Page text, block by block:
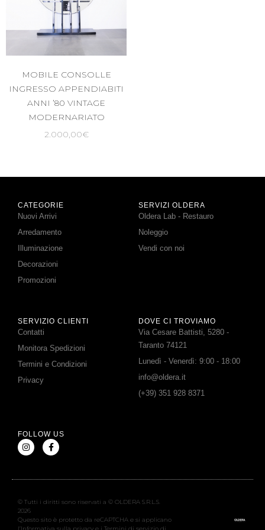
MOBILE CONSOLLE
INGRESSO APPENDIABITI
ANNI ’80 VINTAGE
MODERNARIATO
2.000,00€
CATEGORIE
Nuovi Arrivi
Arredamento
Illuminazione
Decorazioni
Promozioni
SERVIZI OLDERA
Oldera Lab - Restauro
Noleggio
Vendi con noi
SERVIZIO CLIENTI
Contatti
Monitora Spedizioni
Termini e Condizioni
Privacy
DOVE CI TROVIAMO
Via Cesare Battisti, 5280 -
Taranto 74121
Lunedì - Venerdì: 9:00 - 18:00
info@oldera.it
(+39) 351 928 8371
FOLLOW US
© Tutti i diritti sono riservati a © OLDERA S.R.L.S.
2026
Questo sito è protetto da reCAPTCHA e si applicano